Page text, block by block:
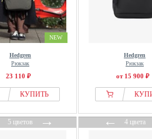
NEW
Hedgren
Рюкзак
23 110 ₽
КУПИТЬ
Hedgren
Рюкзак
от 15 900 ₽
5 цветов→ ←4 цвета